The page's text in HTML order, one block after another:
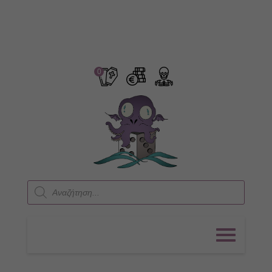
0
Products
search